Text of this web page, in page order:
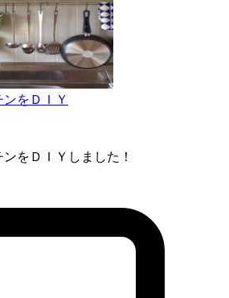
をＤＩＹ
をＤＩＹしました！